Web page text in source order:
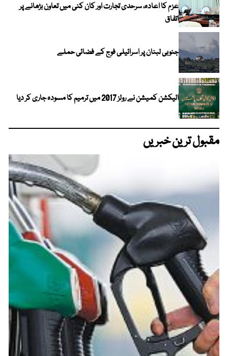
عزم کا اعادہ، سرحدی تجارت اور کان کنی میں تعاون بڑھانے پر
اتفاق
جنوبی لبنان پر اسرائیلی فوج کے فضائی حملے
الیکشن کمیشن نے رولز 2017 میں ترمیم کا مسودہ جاری کر دیا
مقبول ترین خبریں